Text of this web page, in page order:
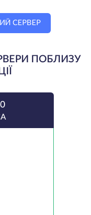
СЕРВЕР
ПОБЛИЗУ